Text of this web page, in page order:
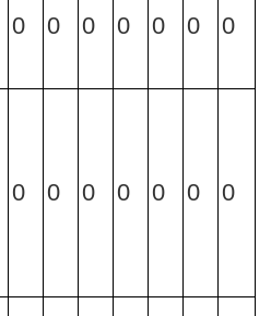
0 0 0 0 0 0 0
0 0 0 0 0 0 0